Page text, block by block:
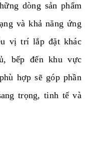
dòng sản phẩm
và khả năng ứng
vị trí lắp đặt khác
bếp đến khu vực
hợp sẽ góp phần
trọng, tinh tế và